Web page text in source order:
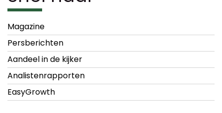
Magazine
Persberichten
Aandeel in de kijker
Analistenrapporten
EasyGrowth